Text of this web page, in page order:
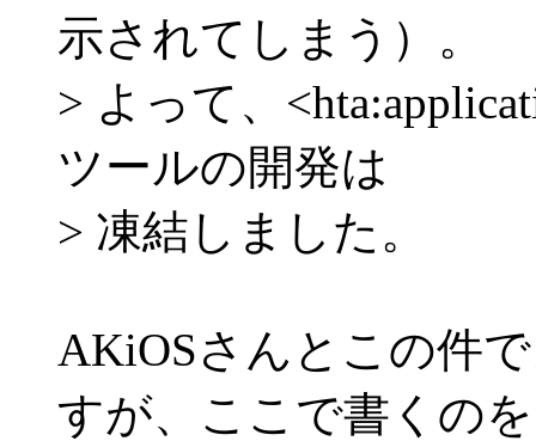
示されてしまう）。
> よって、
ツールの開発は
> 凍結しました。
AKiOSさんとこの件
すが、ここで書くのを